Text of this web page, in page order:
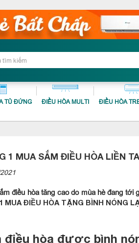
TỦ ĐỨNG ĐIỀU HÒA MULTI ĐIỀU HÒA
1 MUA SẮM ĐIỀU HÒA LIỀN
điều hòa tăng cao do mùa hè đang
MUA ĐIỀU HÒA TẶNG BÌNH NÓNG
điều hòa được bình